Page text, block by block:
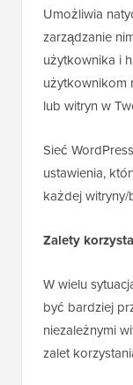
Umożliwia
zarządzanie
użytkownika i
użytkownikom
lub witryn w
Sieć
ustawienia,
każdej
Zalety
W wielu
być bardziej
niezależnymi
zalet